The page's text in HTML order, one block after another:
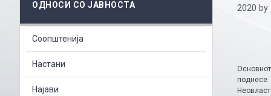
2020 by
поднесе
ОДНОСИ СО ЈАВНОСТА
Соопштенија
Настани
Најави